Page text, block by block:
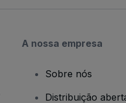
A nossa empresa
Sobre nós
Distribuição